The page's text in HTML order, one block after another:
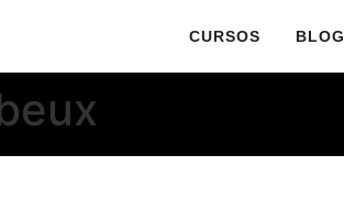
CURSOS BLOG